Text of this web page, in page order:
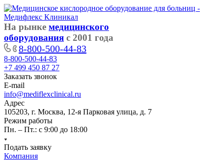
На рынке медицинского
оборудования с 2001 года
8-800-500-44-83
8-800-500-44-83
+7 499 450 87 27
Заказать звонок
E-mail
info@mediflexclinical.ru
Адрес
105203, г. Москва, 12-я Парковая улица, д. 7
Режим работы
Пн. – Пт.: с 9:00 до 18:00
Подать заявку
Компания